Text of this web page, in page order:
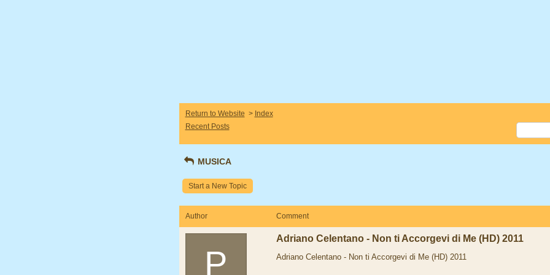
Return to Website > Index
Recent Posts
MUSICA
Start a New Topic
Author Comment
P
Adriano Celentano - Non ti Accorgevi di Me (HD) 2011
Adriano Celentano - Non ti Accorgevi di Me (HD) 2011